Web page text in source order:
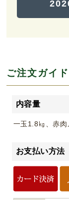
ご注文ガイド
内容量
一玉1.8㎏、赤肉
お支払い方法